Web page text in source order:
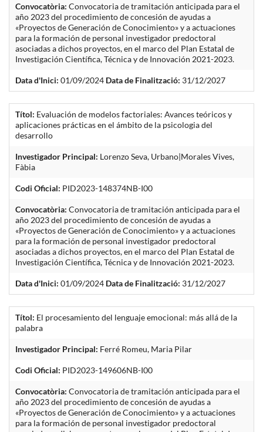
Convocatòria: Convocatoria de tramitación anticipada para el
año 2023 del procedimiento de concesión de ayudas a
«Proyectos de Generación de Conocimiento» y a actuaciones
para la formación de personal investigador predoctoral
asociadas a dichos proyectos, en el marco del Plan Estatal de
Investigación Científica, Técnica y de Innovación 2021-2023.
Data d'Inici: 01/09/2024 Data de Finalització: 31/12/2027
Títol: Evaluación de modelos factoriales: Avances teóricos y
aplicaciones prácticas en el ámbito de la psicologia del
desarrollo
Investigador Principal: Lorenzo Seva, Urbano|Morales Vives,
Fàbia
Codi Oficial: PID2023-148374NB-I00
Convocatòria: Convocatoria de tramitación anticipada para el
año 2023 del procedimiento de concesión de ayudas a
«Proyectos de Generación de Conocimiento» y a actuaciones
para la formación de personal investigador predoctoral
asociadas a dichos proyectos, en el marco del Plan Estatal de
Investigación Científica, Técnica y de Innovación 2021-2023.
Data d'Inici: 01/09/2024 Data de Finalització: 31/12/2027
Títol: El procesamiento del lenguaje emocional: más allá de la
palabra
Investigador Principal: Ferré Romeu, Maria Pilar
Codi Oficial: PID2023-149606NB-I00
Convocatòria: Convocatoria de tramitación anticipada para el
año 2023 del procedimiento de concesión de ayudas a
«Proyectos de Generación de Conocimiento» y a actuaciones
para la formación de personal investigador predoctoral